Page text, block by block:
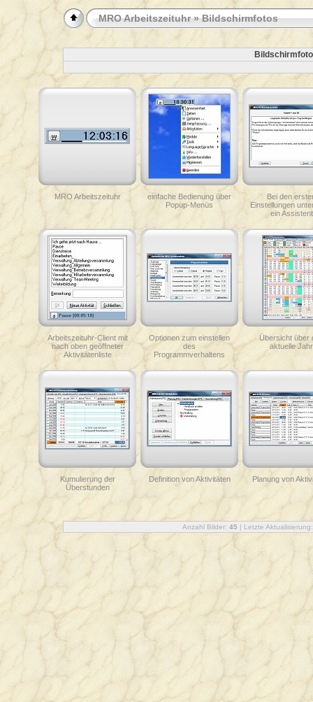
MRO Arbeitszeituhr» Bildschirmfotos
MRO Arbeitszeituhr
einfache Bedienung über
Popup-Menüs
Bei den
Einstellungen
ein Assistent
Arbeitszeituhr-Client mit
nach oben geöffneter
Aktivitätenliste
Optionen zum einstellen
des
Programmverhaltens
Übersicht über
aktuelle Jahr
Kumulierung der
Überstunden
Definition von Aktivitäten Planung von
Anzahl Bilder: 45 | Letzte